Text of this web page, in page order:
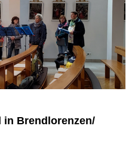
in Brendlorenzen/